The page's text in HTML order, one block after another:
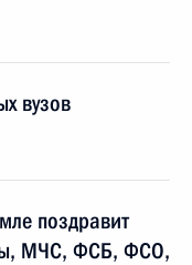
вузов
поздравит
МЧС, ФСБ, ФСО,